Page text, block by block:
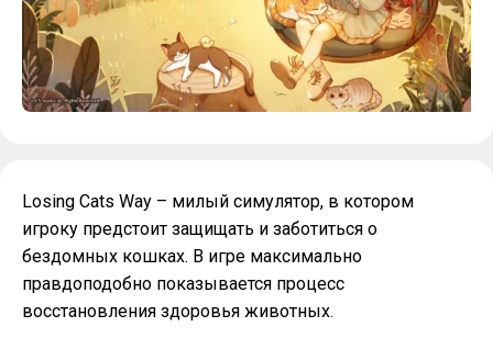
Losing Cats Way – милый симулятор, в котором
игроку предстоит защищать и заботиться о
бездомных кошках. В игре максимально
правдоподобно показывается процесс
восстановления здоровья животных.